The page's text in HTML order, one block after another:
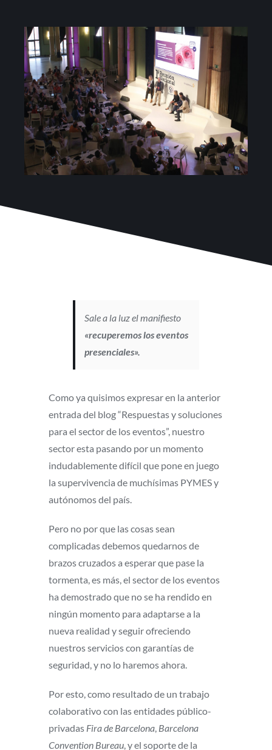
Tienda online
Sale a la luz el manifiesto
«recuperemos los eventos
presenciales».
Como ya quisimos expresar en la anterior
entrada del blog “Respuestas y soluciones
para el sector de los eventos”, nuestro
sector esta pasando por un momento
indudablemente difícil que pone en juego
la supervivencia de muchísimas PYMES y
autónomos del país.
Pero no por que las cosas sean
complicadas debemos quedarnos de
brazos cruzados a esperar que pase la
tormenta, es más, el sector de los eventos
ha demostrado que no se ha rendido en
ningún momento para adaptarse a la
nueva realidad y seguir ofreciendo
nuestros servicios con garantías de
seguridad, y no lo haremos ahora.
Por esto, como resultado de un trabajo
colaborativo con las entidades público-
privadas Fira de Barcelona, Barcelona
Convention Bureau, y el soporte de la